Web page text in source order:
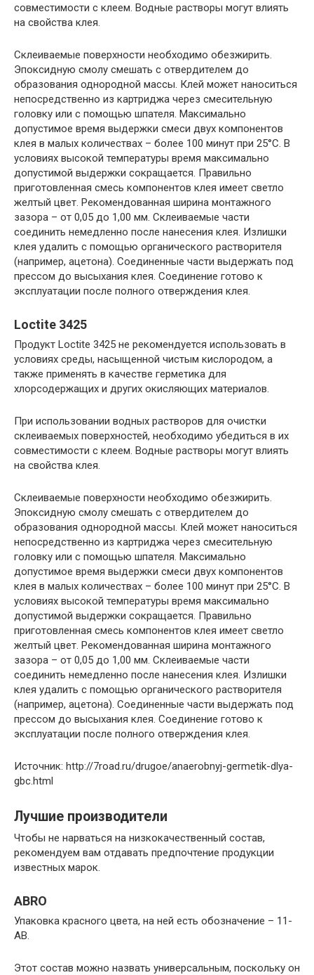
совместимости с клеем. Водные растворы могут влиять
на свойства клея.
Склеиваемые поверхности необходимо обезжирить.
Эпоксидную смолу смешать с отвердителем до
образования однородной массы. Клей может наноситься
непосредственно из картриджа через смесительную
головку или с помощью шпателя. Максимально
допустимое время выдержки смеси двух компонентов
клея в малых количествах – более 100 минут при 25°C. В
условиях высокой температуры время максимально
допустимой выдержки сокращается. Правильно
приготовленная смесь компонентов клея имеет светло
желтый цвет. Рекомендованная ширина монтажного
зазора – от 0,05 до 1,00 мм. Склеиваемые части
соединить немедленно после нанесения клея. Излишки
клея удалить с помощью органического растворителя
(например, ацетона). Соединенные части выдержать под
прессом до высыхания клея. Соединение готово к
эксплуатации после полного отверждения клея.
Loctite 3425
Продукт Loctite 3425 не рекомендуется использовать в
условиях среды, насыщенной чистым кислородом, а
также применять в качестве герметика для
хлорсодержащих и других окисляющих материалов.
При использовании водных растворов для очистки
склеиваемых поверхностей, необходимо убедиться в их
совместимости с клеем. Водные растворы могут влиять
на свойства клея.
Склеиваемые поверхности необходимо обезжирить.
Эпоксидную смолу смешать с отвердителем до
образования однородной массы. Клей может наноситься
непосредственно из картриджа через смесительную
головку или с помощью шпателя. Максимально
допустимое время выдержки смеси двух компонентов
клея в малых количествах – более 100 минут при 25°C. В
условиях высокой температуры время максимально
допустимой выдержки сокращается. Правильно
приготовленная смесь компонентов клея имеет светло
желтый цвет. Рекомендованная ширина монтажного
зазора – от 0,05 до 1,00 мм. Склеиваемые части
соединить немедленно после нанесения клея. Излишки
клея удалить с помощью органического растворителя
(например, ацетона). Соединенные части выдержать под
прессом до высыхания клея. Соединение готово к
эксплуатации после полного отверждения клея.
Источник: http://7road.ru/drugoe/anaerobnyj-germetik-dlya-
gbc.html
Лучшие производители
Чтобы не нарваться на низкокачественный состав,
рекомендуем вам отдавать предпочтение продукции
известных марок.
ABRO
Упаковка красного цвета, на ней есть обозначение – 11-
AB.
Этот состав можно назвать универсальным, поскольку он